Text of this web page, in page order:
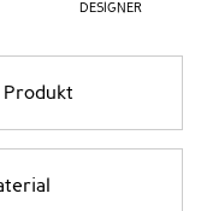
DESIGNER
Produkt